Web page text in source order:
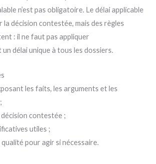
n’est pas obligatoire. Le délai applicable
la décision contestée, mais des règles
: il ne faut pas appliquer
délai unique à tous les dossiers.
les faits, les arguments et les
décision contestée ;
utiles ;
pour agir si nécessaire.